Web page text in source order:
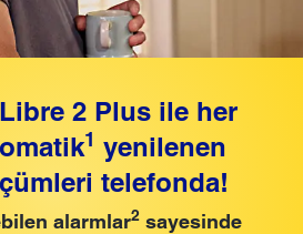
2 Plus ile her
1 yenilenen
telefonda!
alarmlar2 sayesinde